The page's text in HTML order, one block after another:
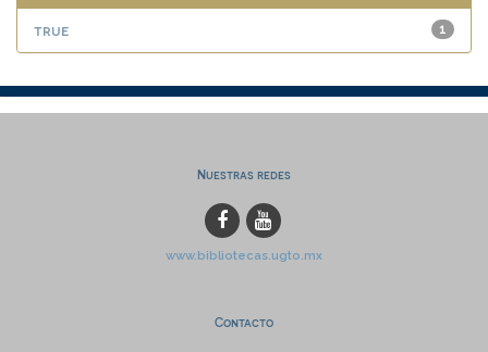
1
true
Nuestras redes
www.bibliotecas.ugto.mx
Contacto